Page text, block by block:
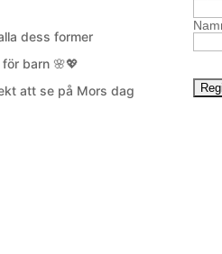
dess former
barn 🌸💖
att se på Mors dag